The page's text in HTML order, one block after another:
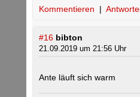
Kommentieren |
#16 bibton
21.09.2019 um 21:56 Uhr
Ante läuft sich warm